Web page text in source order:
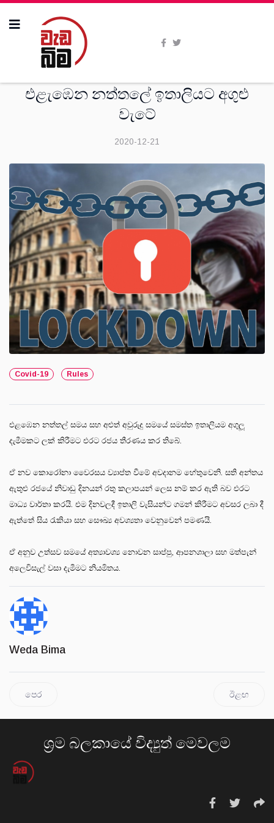
එළැඹෙන නත්තලේ ඉතාලියට අගුළු
වැටේ
2020-12-21
Covid-19 Rules
එළඹෙන නත්තල් සමය සහ අළුත් අවුරුදු සමයේ සමස්ත ඉතාලියම අගුලූ
දැමීමකට ලක් කිරීමට එරට රජය තීරණය කර තිබේ.
ඒ නව කොරෝනා වෛරසය ව්‍යාප්ත වීමේ අවදානම හේතුවෙනි. සති අන්තය
ඇතුළු රජයේ නිවාඩු දිනයන් රතු කලාපයන් ලෙස නම් කර ඇති බව එරට
මාධ්‍ය වාර්තා කරයි. එම දිනවලදී ඉතාලි වැසියන්ට ගමන් කිරීමට අවසර ලබා දී
ඇත්තේ සිය රැකියා සහ සෞඛ්‍ය අවශ්‍යතා වෙනුවෙන් පමණයි.
ඒ අනුව උත්සව සමයේ අත්‍යාවශ්‍ය නොවන සාප්පු, ආපනශාලා සහ මත්පැන්
අලෙවිසැල් වසා දැමීමට නියමිතය.
Weda Bima
පෙර ඊළඟ
ශ්‍රම බලකායේ විද්‍යුත් මෙවලම